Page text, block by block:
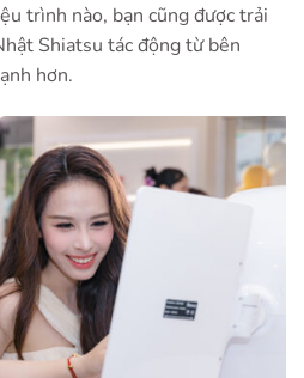
trình nào, bạn cũng được trải
Shiatsu tác động từ bên
hơn.